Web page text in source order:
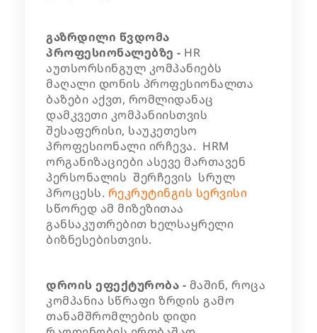
გაზრდილი წვდომა
პროფესიონალებზე - HR
აუთსორსინგულ კომპანიებს
მაღალი დონის პროფესიონალთა
ბაზები აქვთ, რომლიდანაც
დამკვეთი კომპანიისთვის
შესაფერისი, საუკეთესო
პროფესიონალი ირჩევა. HRM
ორგანიზაციები ასევე მართავენ
პერსონალის შერჩევის სრულ
პროცესს. რეკრუტინგის სერვისი
სწორედ ამ მიზეზითაა
განსაკუთრებით ხელსაყრელი
ბიზნესებისთვის.
დროის ეფექტურობა - მაშინ, როცა
კომპანია სწრაფი ზრდის გამო
თანამშრომლების დიდი